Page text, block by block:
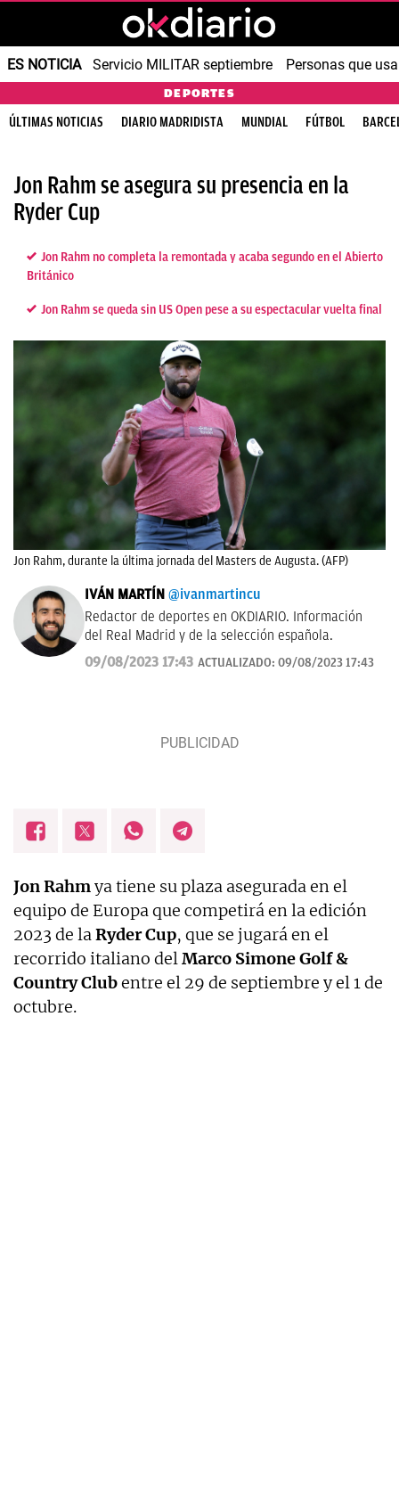
ES NOTICIA Servicio MILITAR septiembre Personas que
DEPORTES
ÚLTIMAS NOTICIAS DIARIO MADRIDISTA MUNDIAL FÚTBOL
Jon Rahm se asegura su presencia en la
Ryder Cup
Jon Rahm no completa la remontada y acaba segundo en el Abierto
Británico
Jon Rahm se queda sin US Open pese a su espectacular vuelta final
Jon Rahm, durante la última jornada del Masters de Augusta. (AFP)
IVÁN MARTÍN @ivanmartincu
Redactor de deportes en OKDIARIO. Información
del Real Madrid y de la selección española.
09/08/2023 17:43 ACTUALIZADO: 09/08/2023 17:43
Jon Rahmya tiene su plaza asegurada en el
equipo de Europa que competirá en la edición
2023 de laRyder Cup, que se jugará en el
recorrido italiano delMarco Simone Golf &
Country Clubentre el 29 de septiembre y el 1 de
octubre.